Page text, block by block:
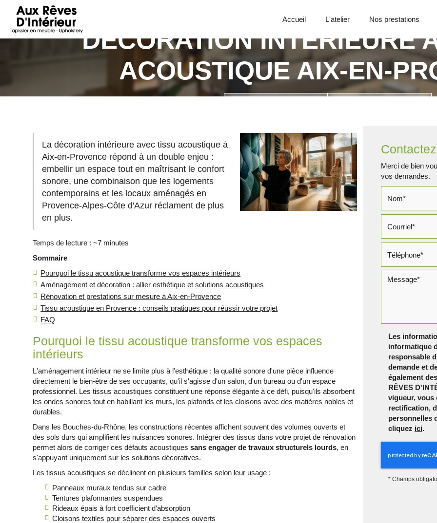
D'INTÉRIEUR
Accueil L'atelier Nos prestations
DÉCORATION INTÉRIEURE
ACOUSTIQUE AIX-EN-
La décoration intérieure avec tissu acoustique à
Aix-en-Provence répond à un double enjeu :
embellir un espace tout en maîtrisant le confort
sonore, une combinaison que les logements
contemporains et les locaux aménagés en
Provence-Alpes-Côte d'Azur réclament de plus
en plus.
Temps de lecture : ~7 minutes
Sommaire
Pourquoi le tissu acoustique transforme vos espaces intérieurs
Aménagement et décoration : allier esthétique et solutions acoustiques
Rénovation et prestations sur mesure à Aix-en-Provence
Tissu acoustique en Provence : conseils pratiques pour réussir votre projet
FAQ
Pourquoi le tissu acoustique transforme vos espaces
intérieurs
L'aménagement intérieur ne se limite plus à l'esthétique : la qualité sonore d'une pièce influence
directement le bien-être de ses occupants, qu'il s'agisse d'un salon, d'un bureau ou d'un espace
professionnel. Les tissus acoustiques constituent une réponse élégante à ce défi, puisqu'ils absorbent
les ondes sonores tout en habillant les murs, les plafonds et les cloisons avec des matières nobles et
durables.
Dans les Bouches-du-Rhône, les constructions récentes affichent souvent des volumes ouverts et
des sols durs qui amplifient les nuisances sonores. Intégrer des tissus dans votre projet de rénovation
permet alors de corriger ces défauts acoustiquessans engager de travaux structurels lourds, en
s'appuyant uniquement sur les solutions décoratives.
Les tissus acoustiques se déclinent en plusieurs familles selon leur usage :
Panneaux muraux tendus sur cadre
Tentures plafonnantes suspendues
Rideaux épais à fort coefficient d'absorption
Cloisons textiles pour séparer des espaces ouverts
Merci de bien
vos demandes.
Les
informatique
responsable
demande et
également
RÊVES
vigueur, vous
rectification,
personnelles
cliquez ici.
* Champs